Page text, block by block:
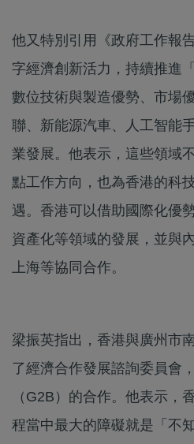
他又特別引用《政府工作報
字經濟創新活力，持續推進
數位技術與製造優勢、市場
聯、新能源汽車、人工智能
業發展。他表示，這些領域
點工作方向，也為香港的科
遇。香港可以借助國際化優
資產化等領域的發展，並與
上海等協同合作。
梁振英指出，香港與廣州市
了經濟合作發展諮詢委員會
（G2B）的合作。他表示，
程當中最大的障礙就是「不